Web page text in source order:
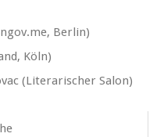
Berlin)
Köln)
(Literarischer Salon)